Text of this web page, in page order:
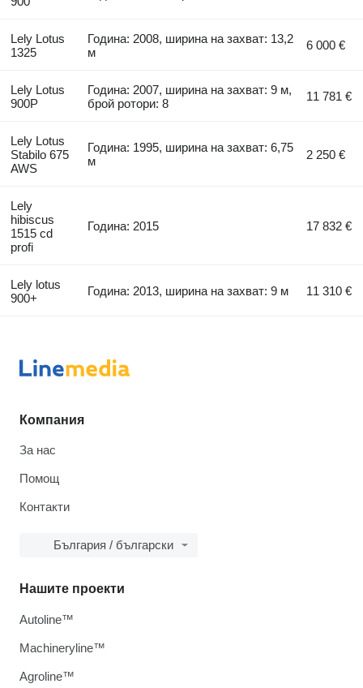
Lely Lotus
1325
Година: 2008, ширина на захват: 13,2
м
6 000 €
Lely Lotus
900P
Година: 2007, ширина на захват: 9 м,
брой ротори: 8
11 781 €
Lely Lotus
Stabilo 675
AWS
Година: 1995, ширина на захват: 6,75
м
2 250 €
Lely
hibiscus
1515 cd
profi
Година: 2015 17 832 €
Lely lotus
900+
Година: 2013, ширина на захват: 9 м 11 310 €
Компания
За нас
Помощ
Контакти
България / български
Нашите проекти
Autoline™
Machineryline™
Agroline™